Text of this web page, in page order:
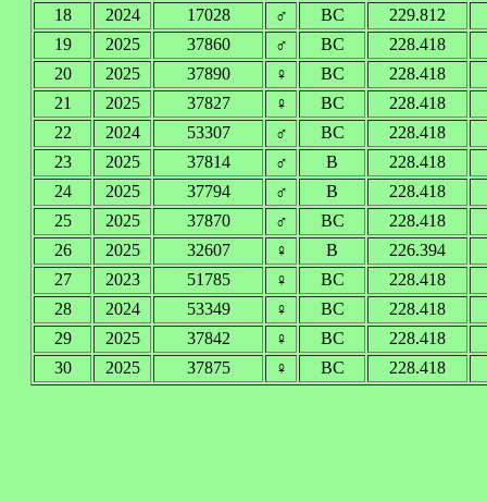
18
2024 17028 ♂ BC
229.812
19
2025 37860 ♂ BC
228.418
20
2025 37890 ♀ BC
228.418
21
2025 37827 ♀ BC
228.418
22
2024 53307 ♂ BC
228.418
23
2025 37814 ♂ B
228.418
24
2025 37794 ♂ B
228.418
25
2025 37870 ♂ BC
228.418
26
2025 32607 ♀ B
226.394
27
2023 51785 ♀ BC
228.418
28
2024 53349 ♀ BC
228.418
29
2025 37842 ♀ BC
228.418
30
2025 37875 ♀ BC 228.418